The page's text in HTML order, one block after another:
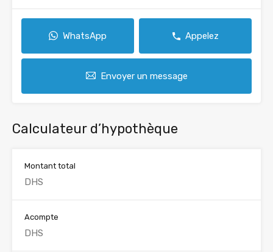
WhatsApp Appelez
Envoyer un message
Calculateur d’hypothèque
Montant total
Acompte